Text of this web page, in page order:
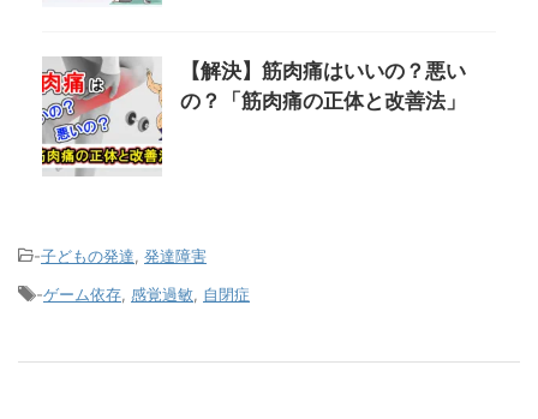
【解決】筋肉痛はいいの？悪い
の？「筋肉痛の正体と改善法」
-子どもの発達, 発達障害
-ゲーム依存, 感覚過敏, 自閉症